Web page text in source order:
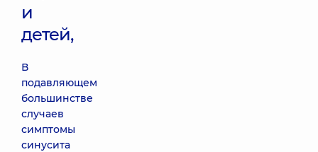
и
детей,
В
подавляющем
большинстве
случаев
симптомы
синусита